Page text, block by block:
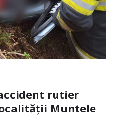
rutier
Muntele